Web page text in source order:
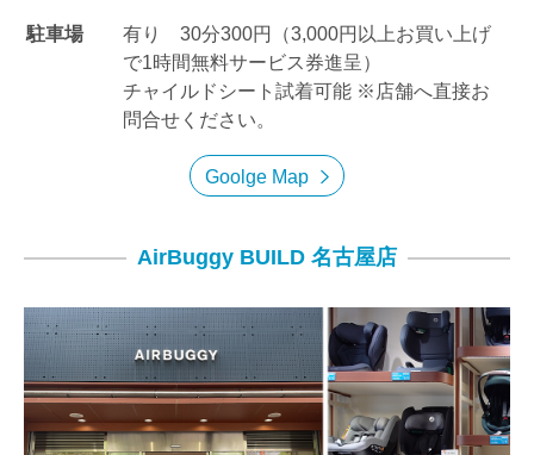
駐車場
有り 30分300円（3,000円以上お買い上げ
で1時間無料サービス券進呈）
チャイルドシート試着可能 ※店舗へ直接お
問合せください。
Goolge Map
AirBuggy BUILD 名古屋店